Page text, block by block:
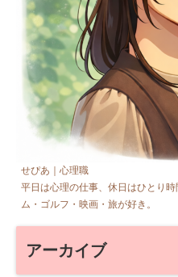
せぴあ｜心理職
平日は心理の仕事、休日はひとり
ム・ゴルフ・映画・旅が好き。
アーカイブ